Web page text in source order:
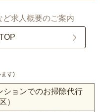
求人概要のご案内
す)
ションでのお掃除代行
）